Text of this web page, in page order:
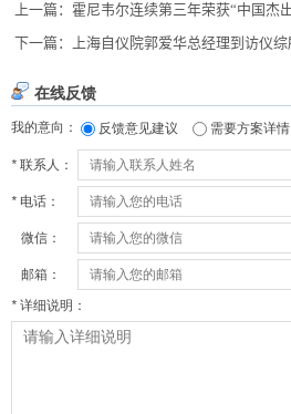
上一篇： 霍尼韦尔连续第三年荣获“中国杰
下一篇：
上海自仪院郭爱华总经理到访仪